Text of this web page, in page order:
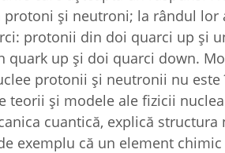
protoni și neutroni; la rândul lor
protonii din doi quarci up și
quark up și doi quarci down.
protonii și neutronii nu
teorii și modele ale fizicii
cuantică, explică structura
exemplu că un element